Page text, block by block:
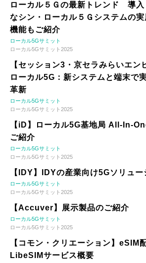
ローカル５Ｇの最新トレンド 導入
なシン・ローカル５Ｇシステムの
機能もご紹介
ローカル5Gサミット
ローカル5Gサミット2025
【セッション3・京セラみらいエン
ローカル5G：新システムと端末で
革新
ローカル5Gサミット
ローカル5Gサミット2025
【iD】ローカル5G基地局 All-In-
ご紹介
ローカル5Gサミット
ローカル5Gサミット2025
【IDY】IDYの産業向け5Gソリュー
ローカル5Gサミット
ローカル5Gサミット2025
【Accuver】展示製品のご紹介
ローカル5Gサミット
ローカル5Gサミット2025
【コモン・クリエーション】eSIM
LibeSIMサービス概要